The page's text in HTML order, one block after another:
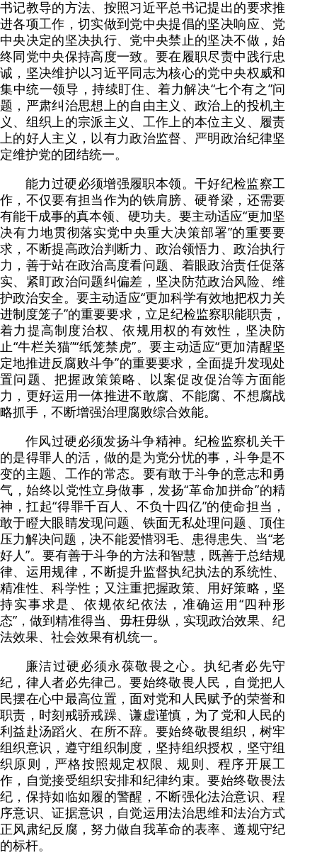
书记教导的方法、按照习近平总书记提出的要求推
进各项工作，切实做到党中央提倡的坚决响应、党
中央决定的坚决执行、党中央禁止的坚决不做，始
终同党中央保持高度一致。要在履职尽责中践行忠
诚，坚决维护以习近平同志为核心的党中央权威和
集中统一领导，持续盯住、着力解决“七个有之”问
题，严肃纠治思想上的自由主义、政治上的投机主
义、组织上的宗派主义、工作上的本位主义、履责
上的好人主义，以有力政治监督、严明政治纪律坚
定维护党的团结统一。
能力过硬必须增强履职本领。干好纪检监察工
作，不仅要有担当作为的铁肩膀、硬脊梁，还需要
有能干成事的真本领、硬功夫。要主动适应“更加坚
决有力地贯彻落实党中央重大决策部署”的重要要
求，不断提高政治判断力、政治领悟力、政治执行
力，善于站在政治高度看问题、着眼政治责任促落
实、紧盯政治问题纠偏差，坚决防范政治风险、维
护政治安全。要主动适应“更加科学有效地把权力关
进制度笼子”的重要要求，立足纪检监察职能职责，
着力提高制度治权、依规用权的有效性，坚决防
止“牛栏关猫”“纸笼禁虎”。要主动适应“更加清醒坚
定地推进反腐败斗争”的重要要求，全面提升发现处
置问题、把握政策策略、以案促改促治等方面能
力，更好运用一体推进不敢腐、不能腐、不想腐战
略抓手，不断增强治理腐败综合效能。
作风过硬必须发扬斗争精神。纪检监察机关干
的是得罪人的活，做的是为党分忧的事，斗争是不
变的主题、工作的常态。要有敢于斗争的意志和勇
气，始终以党性立身做事，发扬“革命加拼命”的精
神，扛起“得罪千百人、不负十四亿”的使命担当，
敢于瞪大眼睛发现问题、铁面无私处理问题、顶住
压力解决问题，决不能爱惜羽毛、患得患失、当“老
好人”。要有善于斗争的方法和智慧，既善于总结规
律、运用规律，不断提升监督执纪执法的系统性、
精准性、科学性；又注重把握政策、用好策略，坚
持实事求是、依规依纪依法，准确运用“四种形
态”，做到精准得当、毋枉毋纵，实现政治效果、纪
法效果、社会效果有机统一。
廉洁过硬必须永葆敬畏之心。执纪者必先守
纪，律人者必先律己。要始终敬畏人民，自觉把人
民摆在心中最高位置，面对党和人民赋予的荣誉和
职责，时刻戒骄戒躁、谦虚谨慎，为了党和人民的
利益赴汤蹈火、在所不辞。要始终敬畏组织，树牢
组织意识，遵守组织制度，坚持组织授权，坚守组
织原则，严格按照规定权限、规则、程序开展工
作，自觉接受组织安排和纪律约束。要始终敬畏法
纪，保持如临如履的警醒，不断强化法治意识、程
序意识、证据意识，自觉运用法治思维和法治方式
正风肃纪反腐，努力做自我革命的表率、遵规守纪
的标杆。